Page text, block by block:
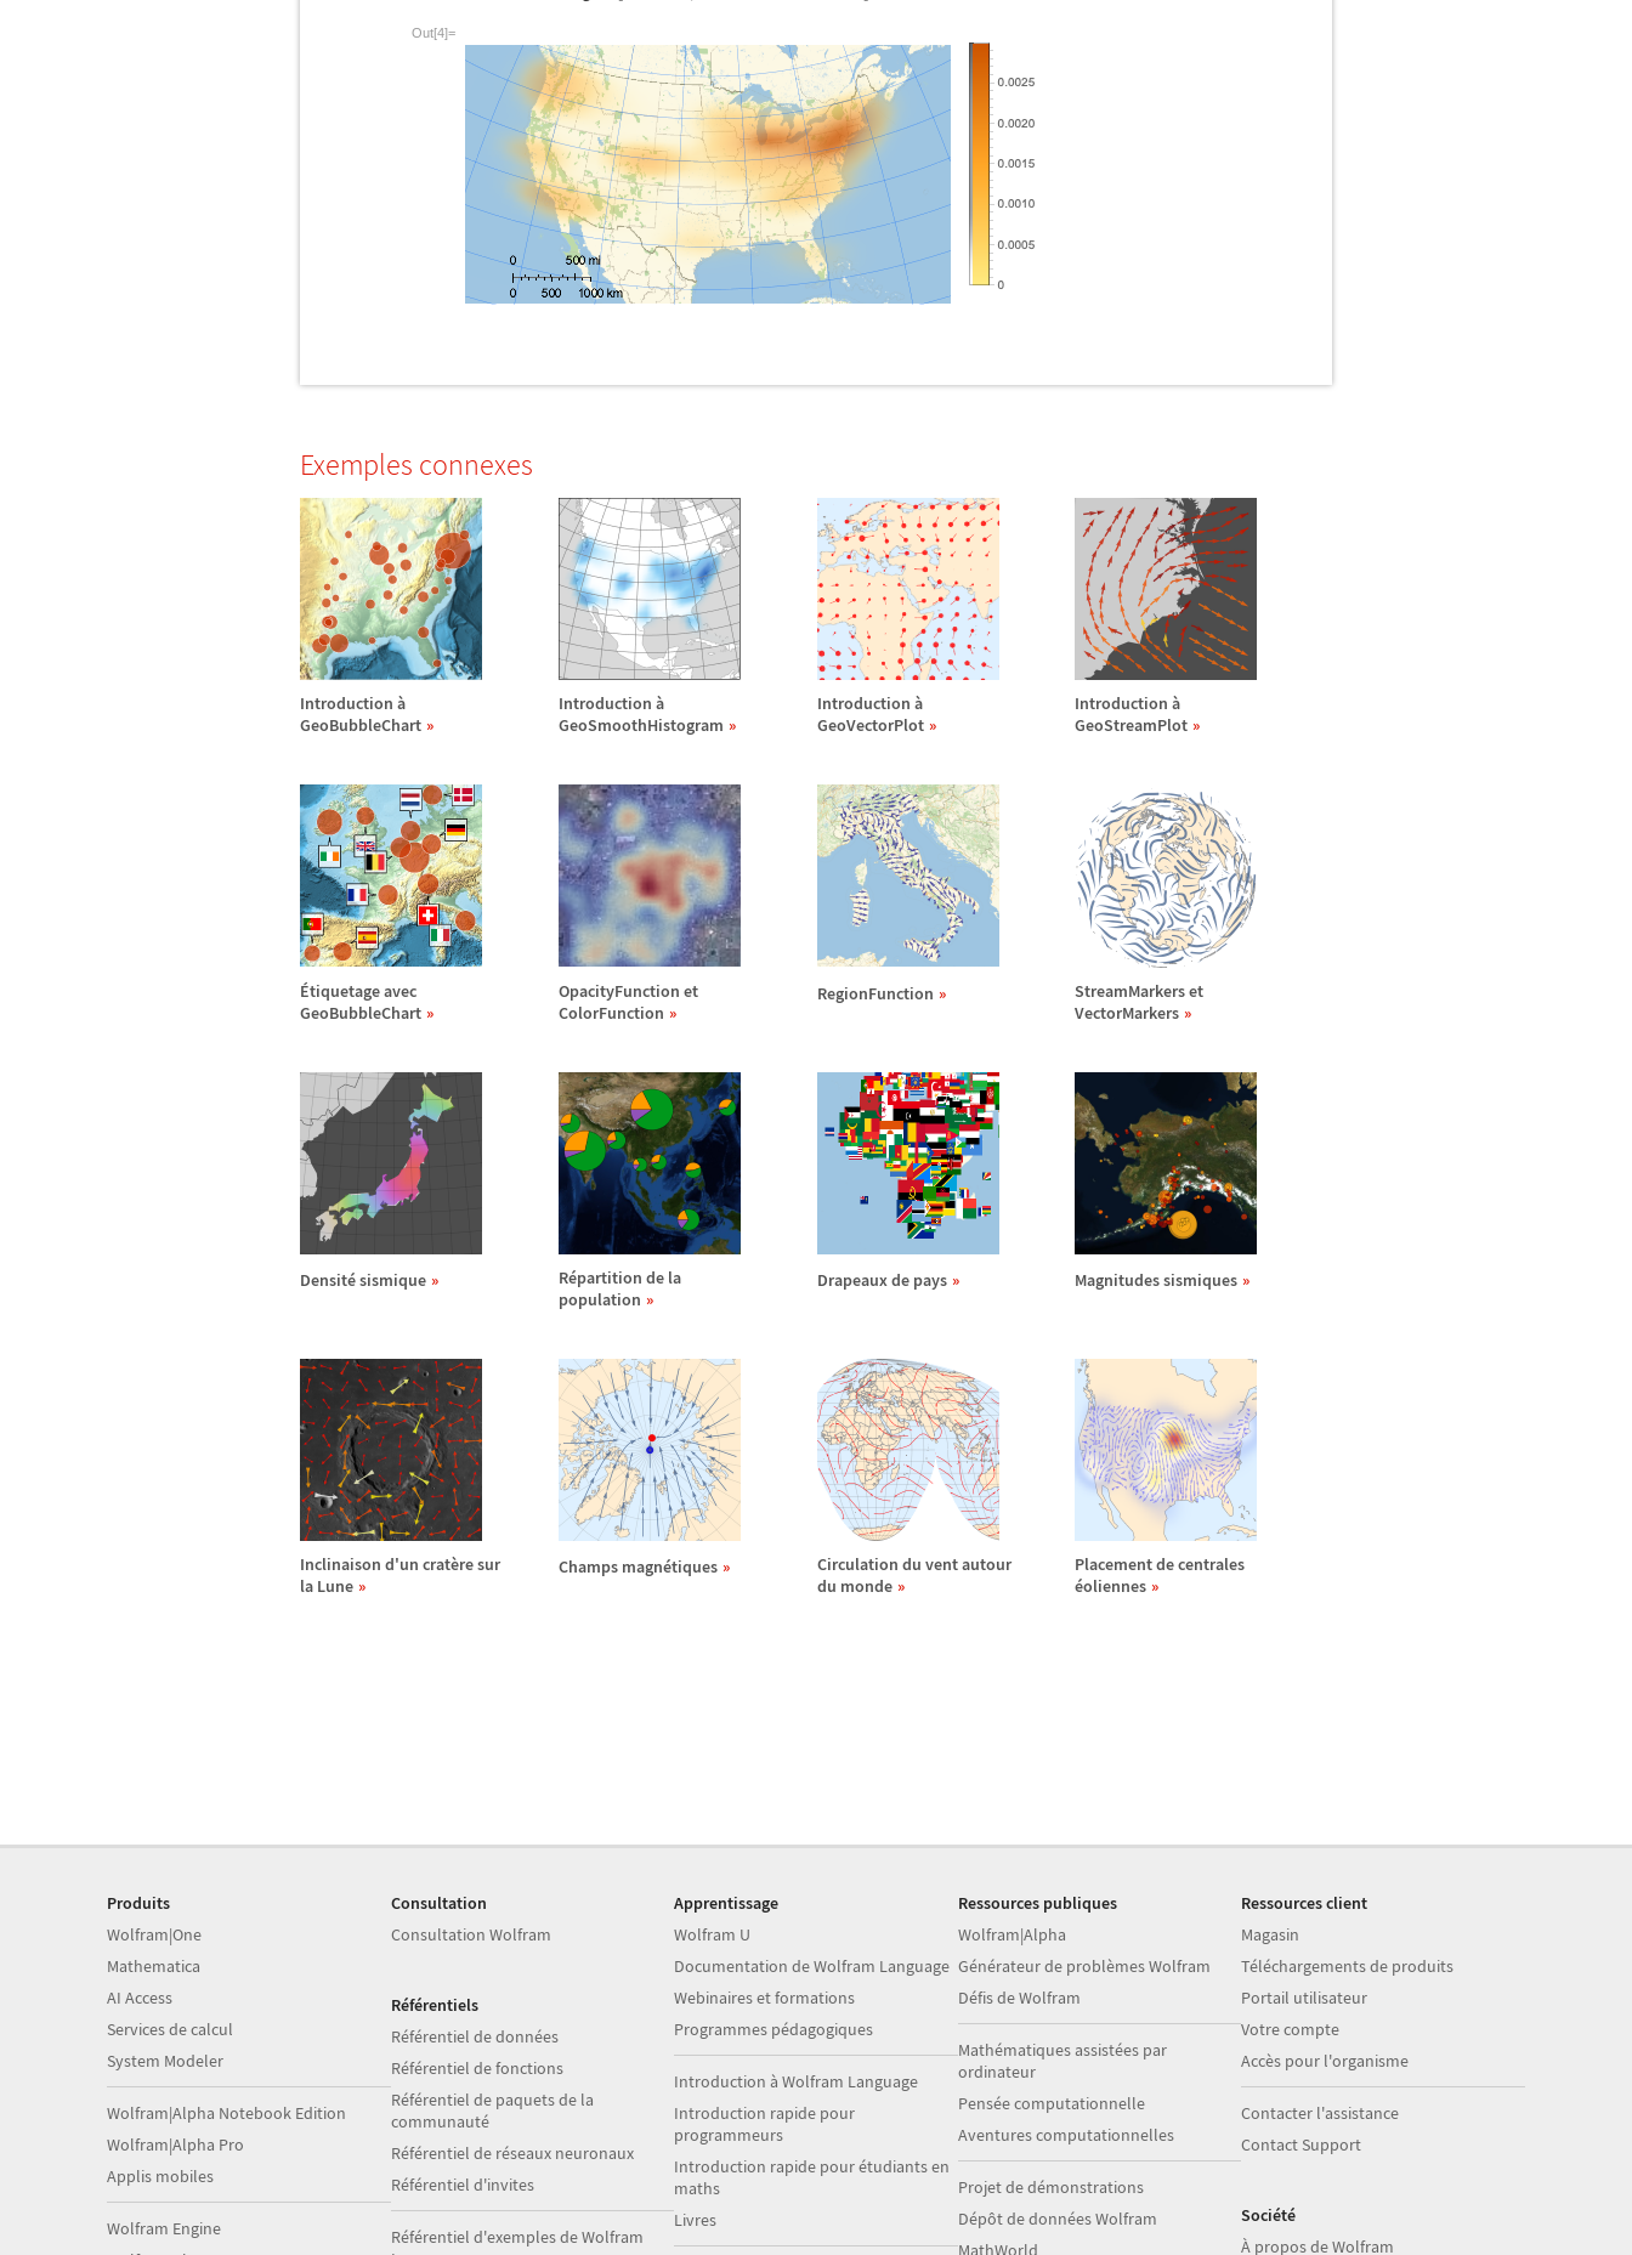
Out[4]=
Exemples connexes
Introduction à
GeoBubbleChart
Introduction à
GeoSmoothHistogram
Introduction à
GeoVectorPlot
Introduction à
GeoStreamPlot
Étiquetage avec
GeoBubbleChart
OpacityFunction et
ColorFunction
RegionFunction
StreamMarkers et
VectorMarkers
Densitésismique Répartition de la
population
Drapeaux de pays Magnitudes sismiques
Inclinaison d'un cratère sur
la Lune
Champs magnétiques
Circulation du vent autour
du monde
Placement de centrales
éoliennes
Produits
Wolfram|One
Mathematica
AI Access
Services de calcul
System Modeler
Wolfram|Alpha Notebook Edition
Wolfram|Alpha Pro
Applis mobiles
Wolfram Engine
Consultation
Consultation Wolfram
Référentiels
Référentiel de données
Référentiel de fonctions
Référentiel de paquets de la
communauté
Référentiel de réseaux neuronaux
Référentiel d'invites
Référentiel d'exemples de Wolfram
Apprentissage
Wolfram U
Documentation de Wolfram Language
Webinaires et formations
Programmes pédagogiques
Introduction à Wolfram Language
Introduction rapide pour
programmeurs
Introduction rapide pour étudiants en
maths
Livres
Ressources publiques
Wolfram|Alpha
Générateur de problèmes Wolfram
Défis de Wolfram
Mathématiques assistées par
ordinateur
Pensée computationnelle
Aventures computationnelles
Projet de démonstrations
Dépôt de données Wolfram
MathWorld
Ressources client
Magasin
Téléchargements de produits
Portail utilisateur
Votre compte
Accès pour l'organisme
Contacter l'assistance
Contact Support
Société
À propos de Wolfram